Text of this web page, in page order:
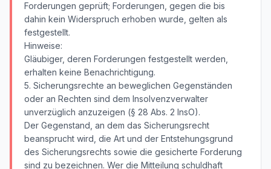
Forderungen geprüft; Forderungen, gegen die bis
dahin kein Widerspruch erhoben wurde, gelten als
festgestellt.
Hinweise:
Gläubiger, deren Forderungen festgestellt werden,
erhalten keine Benachrichtigung.
5. Sicherungsrechte an beweglichen Gegenständen
oder an Rechten sind dem Insolvenzverwalter
unverzüglich anzuzeigen (§ 28 Abs. 2 InsO).
Der Gegenstand, an dem das Sicherungsrecht
beansprucht wird, die Art und der Entstehungsgrund
des Sicherungsrechts sowie die gesicherte Forderung
sind zu bezeichnen. Wer die Mitteilung schuldhaft